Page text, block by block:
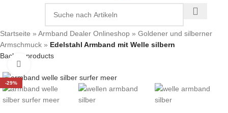
Startseite » Armband Dealer Onlineshop » Goldener und silberner
Armschmuck » Edelstahl Armband mit Welle silbern
Back to products
-29%